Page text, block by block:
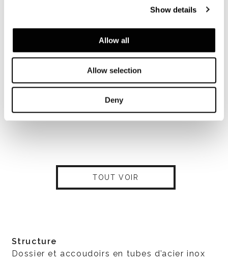
Show details
Allow all
Allow selection
Deny
TOUT VOIR
Structure
Dossier et accoudoirs en tubes d’acier inox